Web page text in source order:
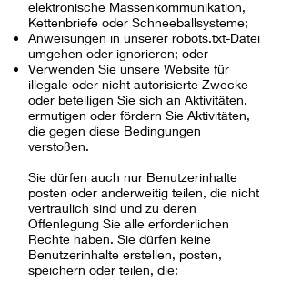
elektronische Massenkommunikation,
Kettenbriefe oder Schneeballsysteme;
Anweisungen in unserer robots.txt-Datei
umgehen oder ignorieren; oder
Verwenden Sie unsere Website für
illegale oder nicht autorisierte Zwecke
oder beteiligen Sie sich an Aktivitäten,
ermutigen oder fördern Sie Aktivitäten,
die gegen diese Bedingungen
verstoßen.
Sie dürfen auch nur Benutzerinhalte
posten oder anderweitig teilen, die nicht
vertraulich sind und zu deren
Offenlegung Sie alle erforderlichen
Rechte haben. Sie dürfen keine
Benutzerinhalte erstellen, posten,
speichern oder teilen, die: